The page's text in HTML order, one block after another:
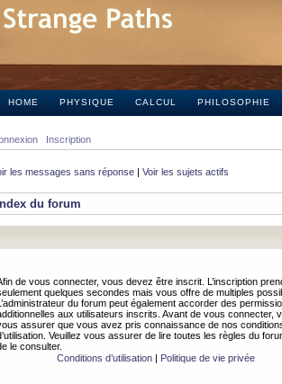
HOME PHYSIQUE CALCUL PHILOSOPHIE
Inscription
les messages sans réponse | Voir les sujets actifs
Index du forum
de vous connecter, vous devez être inscrit. L’inscription
quelques secondes mais vous offre de multiples
du forum peut également accorder des
aux utilisateurs inscrits. Avant de vous connecter,
assurer que vous avez pris connaissance de nos
Veuillez vous assurer de lire toutes les règles du
le consulter.
Conditions d’utilisation| Politique de vie privée